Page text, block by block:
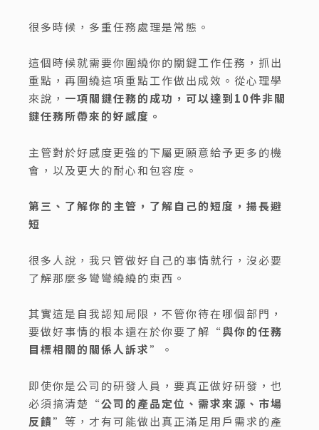
很多時候，多重任務處理是常態。
這個時候就需要你圍繞你的關鍵工作任務，抓出
重點，再圍繞這項重點工作做出成效。從心理學
來說， 一項關鍵任務的成功，可以達到10件非關
鍵任務所帶來的好感度。
主管對於好感度更強的下屬更願意給予更多的機
會，以及更大的耐心和包容度。
第三、了解你的主管，了解自己的短度，揚長避
短
很多人說，我只管做好自己的事情就行，沒必要
了解那麼多彎彎繞繞的東西。
其實這是自我認知局限，不管你待在哪個部門，
要做好事情的根本還在於你要了解“與你的任務
目標相關的關係人訴求”。
即使你是公司的研發人員，要真正做好研發，也
必須搞清楚“公司的產品定位、需求來源、市場
反饋”等，才有可能做出真正滿足用戶需求的產